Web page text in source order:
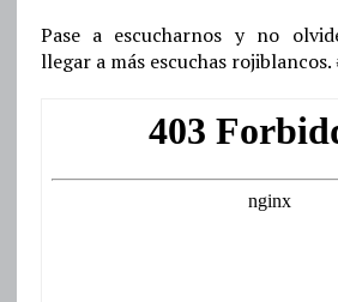
Pase a escucharnos y no
llegar a más escuchas